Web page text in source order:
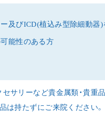
及びICD(植込み型除細動器
能性のある方
サリーなど貴金属類・貴重
は持たずにご来院ください。